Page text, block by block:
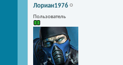
Лориан1976
Пользователь